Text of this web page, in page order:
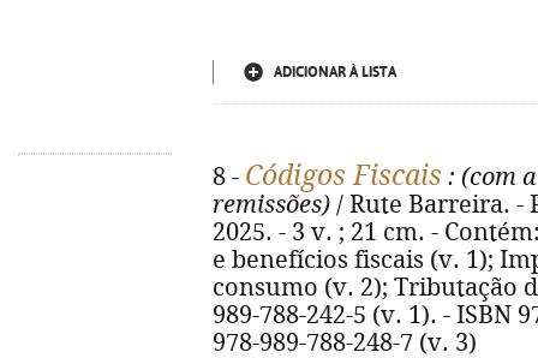
ADICIONAR À LISTA
8 - Códigos Fiscais : (com
remissões) / Rute Barreira. -
2025. - 3 v. ; 21 cm. -
e benefícios fiscais (v. 1);
consumo (v. 2); Tributação
989-788-242-5 (v. 1). - ISBN
978-989-788-248-7 (v. 3)